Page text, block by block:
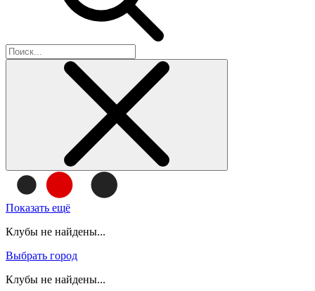
Показать ещё
Клубы не найдены...
Выбрать город
Клубы не найдены...